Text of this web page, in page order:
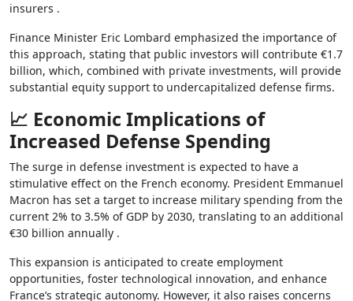
insurers .
Finance Minister Eric Lombard emphasized the importance of
this approach, stating that public investors will contribute €1.7
billion, which, combined with private investments, will provide
substantial equity support to undercapitalized defense firms.
📈 Economic Implications of
Increased Defense Spending
The surge in defense investment is expected to have a
stimulative effect on the French economy. President Emmanuel
Macron has set a target to increase military spending from the
current 2% to 3.5% of GDP by 2030, translating to an additional
€30 billion annually .
This expansion is anticipated to create employment
opportunities, foster technological innovation, and enhance
France’s strategic autonomy. However, it also raises concerns